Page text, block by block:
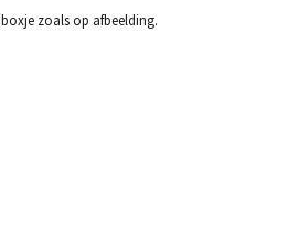
zoals op afbeelding.